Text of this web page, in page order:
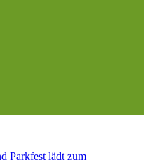
Parkfest lädt zum